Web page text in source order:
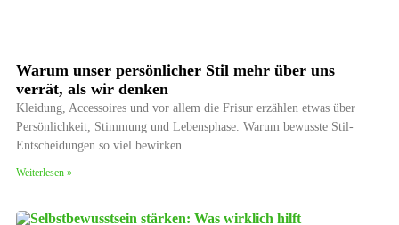
Warum unser persönlicher Stil mehr über uns
verrät, als wir denken
Kleidung, Accessoires und vor allem die Frisur erzählen etwas über
Persönlichkeit, Stimmung und Lebensphase. Warum bewusste Stil-
Entscheidungen so viel bewirken.
Weiterlesen »